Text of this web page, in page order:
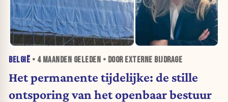
BELGIË • 4 MAANDEN GELEDEN • DOOR EXTERNE BIJDRAGE
Het permanente tijdelijke: de stille
ontsporing van het openbaar bestuur